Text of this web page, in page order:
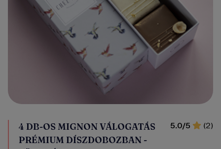
4 DB-OS MIGNON VÁLOGATÁS
PRÉMIUM DÍSZDOBOZBAN -
5.0/5 (2)